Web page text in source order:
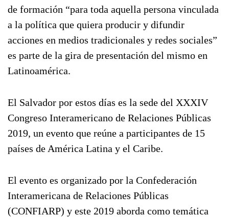
de formación “para toda aquella persona vinculada
a la política que quiera producir y difundir
acciones en medios tradicionales y redes sociales”
es parte de la gira de presentación del mismo en
Latinoamérica.
El Salvador por estos días es la sede del XXXIV
Congreso Interamericano de Relaciones Públicas
2019, un evento que reúne a participantes de 15
países de América Latina y el Caribe.
El evento es organizado por la Confederación
Interamericana de Relaciones Públicas
(CONFIARP) y este 2019 aborda como temática